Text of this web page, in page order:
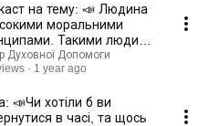
на тему: 📣 Людина
моральними
Такими люди
чи
Духовної Допомоги
1 year ago
📣Чи хотіли б ви
в часі, та щось